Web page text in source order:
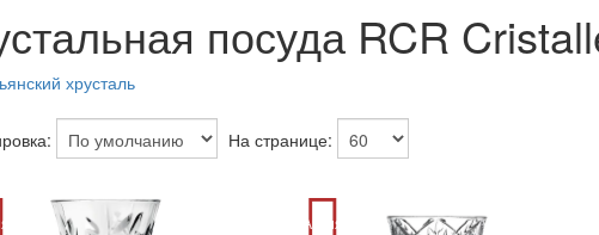
посуда RCR
хрусталь
На странице:
Акция